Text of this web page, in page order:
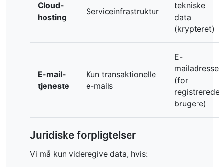
Cloud-
hosting
Serviceinfrastruktur
tekniske
data
(krypteret)
E-mail-
tjeneste
Kun transaktionelle
e-mails
E-
mailadresse
(for
registrerede
brugere)
Juridiske forpligtelser
Vi må kun videregive data, hvis: